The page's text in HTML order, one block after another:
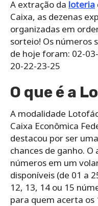
A extração da loteria
Caixa, as dezenas
organizadas em
sorteio! Os números
de hoje foram: 02-
20-22-23-25
O que é a
A modalidade
Caixa Econômica
destacou por ser
chances de ganho.
números em um
disponíveis (de 01 a
12, 13, 14 ou 15
para quem acerta os